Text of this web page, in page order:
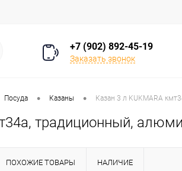
+7 (902) 892-45-19
Заказать звонок
Посуда • Казаны • Казан 3 л KUKMARA
традиционный,
ПОХОЖИЕ ТОВАРЫ НАЛИЧИЕ